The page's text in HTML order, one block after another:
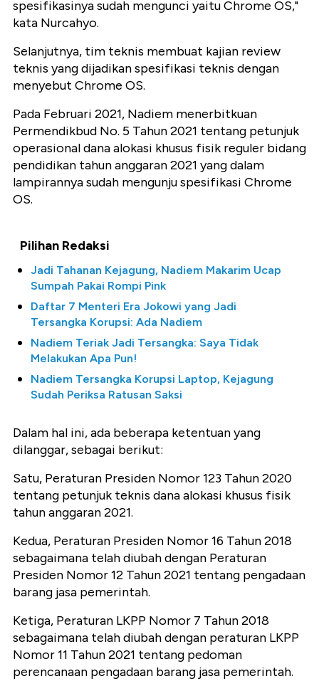
spesifikasinya sudah mengunci yaitu Chrome OS,"
kata Nurcahyo.
Selanjutnya, tim teknis membuat kajian review
teknis yang dijadikan spesifikasi teknis dengan
menyebut Chrome OS.
Pada Februari 2021, Nadiem menerbitkuan
Permendikbud No. 5 Tahun 2021 tentang petunjuk
operasional dana alokasi khusus fisik reguler bidang
pendidikan tahun anggaran 2021 yang dalam
lampirannya sudah mengunju spesifikasi Chrome
OS.
Pilihan Redaksi
Jadi Tahanan Kejagung, Nadiem Makarim Ucap
Sumpah Pakai Rompi Pink
Daftar 7 Menteri Era Jokowi yang Jadi
Tersangka Korupsi: Ada Nadiem
Nadiem Teriak Jadi Tersangka: Saya Tidak
Melakukan Apa Pun!
Nadiem Tersangka Korupsi Laptop, Kejagung
Sudah Periksa Ratusan Saksi
Dalam hal ini, ada beberapa ketentuan yang
dilanggar, sebagai berikut:
Satu, Peraturan Presiden Nomor 123 Tahun 2020
tentang petunjuk teknis dana alokasi khusus fisik
tahun anggaran 2021.
Kedua, Peraturan Presiden Nomor 16 Tahun 2018
sebagaimana telah diubah dengan Peraturan
Presiden Nomor 12 Tahun 2021 tentang pengadaan
barang jasa pemerintah.
Ketiga, Peraturan LKPP Nomor 7 Tahun 2018
sebagaimana telah diubah dengan peraturan LKPP
Nomor 11 Tahun 2021 tentang pedoman
perencanaan pengadaan barang jasa pemerintah.